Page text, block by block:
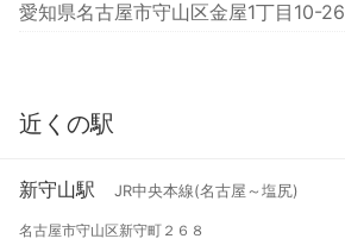
愛知県名古屋市守山区金屋1丁目10-26
近くの駅
新守山駅 JR中央本線(名古屋～塩尻)
名古屋市守山区新守町２６８